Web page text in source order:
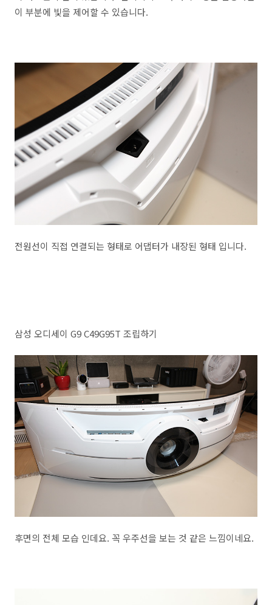
이 부분에 빛을 제어할 수 있습니다.
전원선이 직접 연결되는 형태로 어댑터가 내장된 형태 입니다.
삼성 오디세이 G9 C49G95T 조립하기
후면의 전체 모습 인데요. 꼭 우주선을 보는 것 같은 느낌이네요.